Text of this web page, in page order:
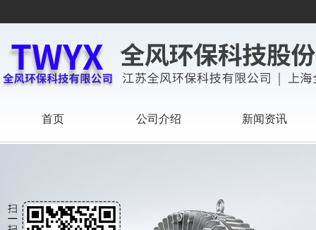
首页 公司介绍 新闻资讯